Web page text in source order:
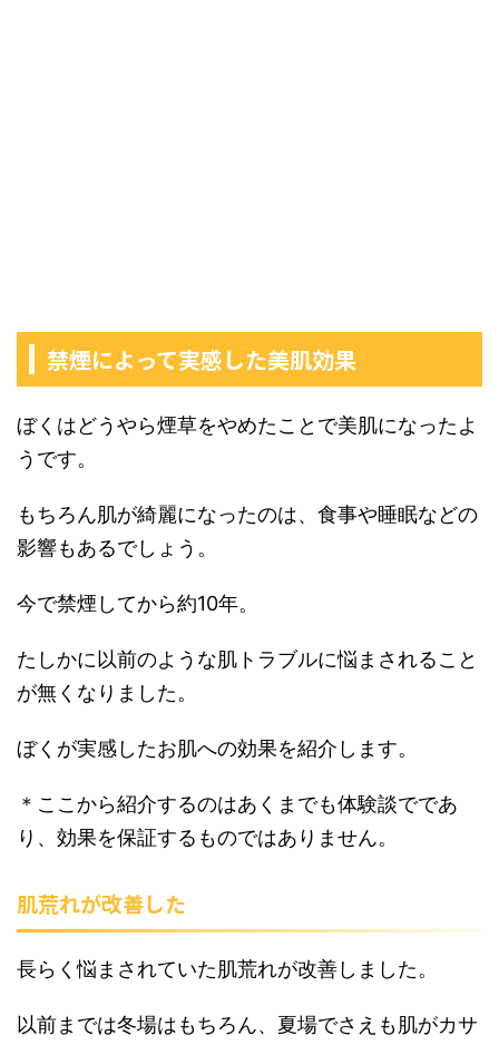
禁煙によって実感した美肌効果
ぼくはどうやら煙草をやめたことで美肌になったよ
うです。
もちろん肌が綺麗になったのは、食事や睡眠などの
影響もあるでしょう。
今で禁煙してから約10年。
たしかに以前のような肌トラブルに悩まされること
が無くなりました。
ぼくが実感したお肌への効果を紹介します。
＊ここから紹介するのはあくまでも体験談でであ
り、効果を保証するものではありません。
肌荒れが改善した
長らく悩まされていた肌荒れが改善しました。
以前までは冬場はもちろん、夏場でさえも肌がカサ